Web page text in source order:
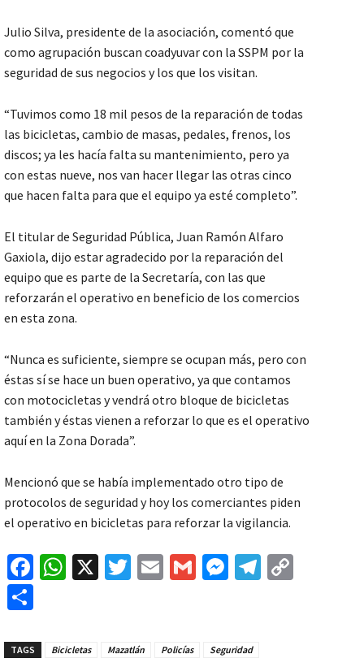
Julio Silva, presidente de la asociación, comentó que
como agrupación buscan coadyuvar con la SSPM por la
seguridad de sus negocios y los que los visitan.
“Tuvimos como 18 mil pesos de la reparación de todas
las bicicletas, cambio de masas, pedales, frenos, los
discos; ya les hacía falta su mantenimiento, pero ya
con estas nueve, nos van hacer llegar las otras cinco
que hacen falta para que el equipo ya esté completo”.
El titular de Seguridad Pública, Juan Ramón Alfaro
Gaxiola, dijo estar agradecido por la reparación del
equipo que es parte de la Secretaría, con las que
reforzarán el operativo en beneficio de los comercios
en esta zona.
“Nunca es suficiente, siempre se ocupan más, pero con
éstas sí se hace un buen operativo, ya que contamos
con motocicletas y vendrá otro bloque de bicicletas
también y éstas vienen a reforzar lo que es el operativo
aquí en la Zona Dorada”.
Mencionó que se había implementado otro tipo de
protocolos de seguridad y hoy los comerciantes piden
el operativo en bicicletas para reforzar la vigilancia.
Fa
o
W
sA
X
T
er
E
l
G
M
n
Te
m
TAGS Bicicletas Mazatlán Policías Seguridad